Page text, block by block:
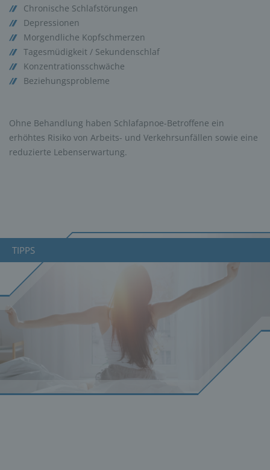
Chronische Schlafstörungen
Depressionen
Morgendliche Kopfschmerzen
Tagesmüdigkeit / Sekundenschlaf
Konzentrationsschwäche
Beziehungsprobleme
Ohne Behandlung haben Schlafapnoe-Betroffene ein
erhöhtes Risiko von Arbeits- und Verkehrsunfällen sowie eine
reduzierte Lebenserwartung.
TIPPS